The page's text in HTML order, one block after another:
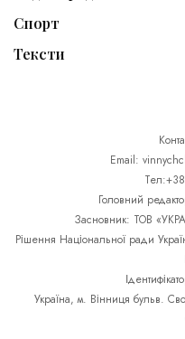
Спорт
Тексти
Email:
Головний
Засновник: ТОВ
Рішення Національної ради
Україна, м. Вінниця бульв.